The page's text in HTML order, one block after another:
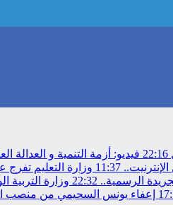
22:16 فيديو: أزمة التنمية و العدالة
11:37 وزارة التعليم
الرسمية.. 22:32 وزارة التربية
إعفاء يونس السحيمي من منصب